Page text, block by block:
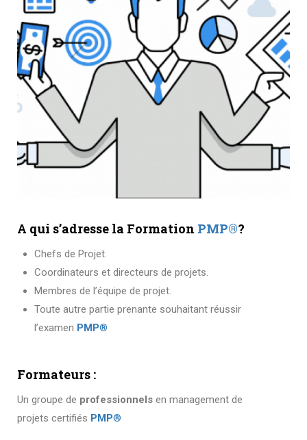
A qui s’adresse la Formation PMP®?
Chefs de Projet.
Coordinateurs et directeurs de projets.
Membres de l’équipe de projet.
Toute autre partie prenante souhaitant réussir
l’examen PMP®
Formateurs :
Un groupe de professionnels en management de
projets certifiés PMP®